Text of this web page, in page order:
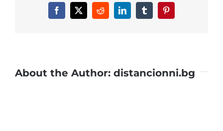
Facebook
X RedditLinkedInTumblrPinterest
About the Author: distancionni.bg